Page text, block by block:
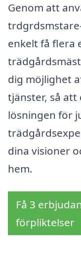
Genom att
enkelt få flera
dig möjlighet
tjänster, så att
lösningen för
dina visioner
hem.
Få 3
förpliktelser